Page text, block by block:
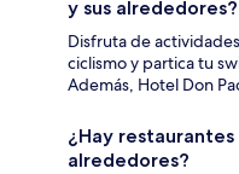
y sus alrededores?
Disfruta de
ciclismo y partica tu
Además, Hotel Don
¿Hay
alrededores?